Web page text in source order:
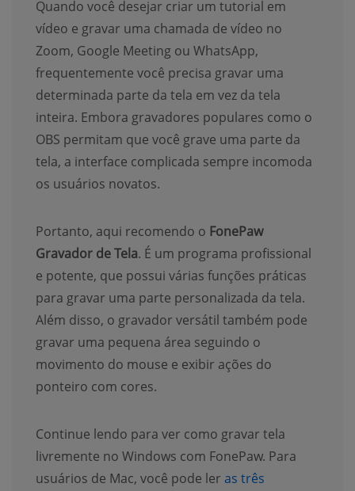
Quando você desejar criar um tutorial em
vídeo e gravar uma chamada de vídeo no
Zoom, Google Meeting ou WhatsApp,
frequentemente você precisa gravar uma
determinada parte da tela em vez da tela
inteira. Embora gravadores populares como o
OBS permitam que você grave uma parte da
tela, a interface complicada sempre incomoda
os usuários novatos.
Portanto, aqui recomendo o FonePaw
Gravador de Tela. É um programa profissional
e potente, que possui várias funções práticas
para gravar uma parte personalizada da tela.
Além disso, o gravador versátil também pode
gravar uma pequena área seguindo o
movimento do mouse e exibir ações do
ponteiro com cores.
Continue lendo para ver como gravar tela
livremente no Windows com FonePaw. Para
usuários de Mac, você pode ler as três